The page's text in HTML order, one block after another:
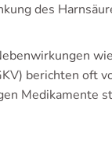
des
berichten oft
Medikamente